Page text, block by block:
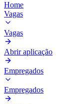
Home
Vagas
Vagas
Abrir aplicação
Empregados
Empregados